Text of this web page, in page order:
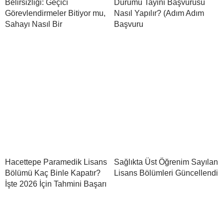
Belirsizliği: Geçici
Görevlendirmeler Bitiyor mu,
Sahayı Nasıl Bir
Durumu Tayini Başvurusu
Nasıl Yapılır? (Adım Adım
Başvuru
Hacettepe Paramedik Lisans
Bölümü Kaç Binle Kapatır?
İşte 2026 İçin Tahmini Başarı
Sağlıkta Üst Öğrenim Sayılan
Lisans Bölümleri Güncellendi